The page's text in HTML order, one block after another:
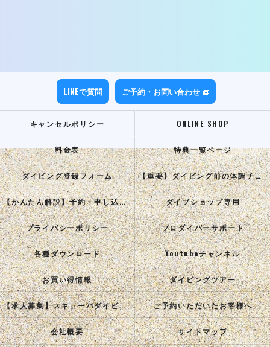
LINEで質問 ご予約・お問い合わせ
キャンセルポリシー ONLINE SHOP
料金表 特典一覧ページ
ダイビング登録フォーム 【重要】ダイビング前の体調チェック
【かんたん解説】予約・申し込み手順 ダイブショップ専用
プライバシーポリシー プロダイバーサポート
各種ダウンロード Youtubeチャンネル
お買い得情報 ダイビングツアー
【求人募集】スキューバダイビングインストラクターを目指す正社員を募集中！ ご予約いただいたお客様へ
会社概要 サイトマップ